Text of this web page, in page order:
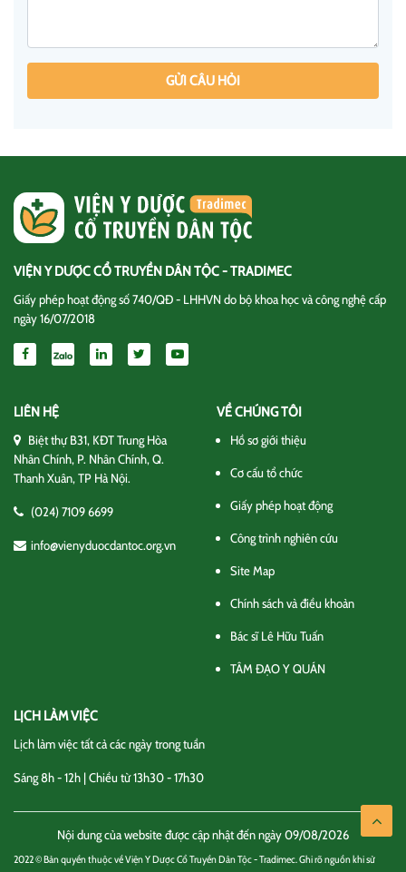
GỬI CÂU HỎI
VIỆN Y DƯỢC CỔ TRUYỀN DÂN TỘC - TRADIMEC
Giấy phép hoạt động số 740/QĐ - LHHVN do bộ khoa học và công nghệ cấp
ngày 16/07/2018
LIÊN HỆ
Biệt thự B31, KĐT Trung Hòa
Nhân Chính, P. Nhân Chính, Q.
Thanh Xuân, TP Hà Nội.
(024) 7109 6699
info@vienyduocdantoc.org.vn
VỀ CHÚNG TÔI
Hồ sơ giới thiệu
Cơ cấu tổ chức
Giấy phép hoạt động
Công trình nghiên cứu
Site Map
Chính sách và điều khoản
Bác sĩ Lê Hữu Tuấn
TÂM ĐẠO Y QUÁN
LỊCH LÀM VIỆC
Lịch làm việc tất cả các ngày trong tuần
Sáng 8h - 12h | Chiều từ 13h30 - 17h30
Nội dung của website được cập nhật đến ngày 09/08/2026
2022 © Bản quyền thuộc về Viện Y Dược Cổ Truyền Dân Tộc - Tradimec. Ghi rõ nguồn khi sử